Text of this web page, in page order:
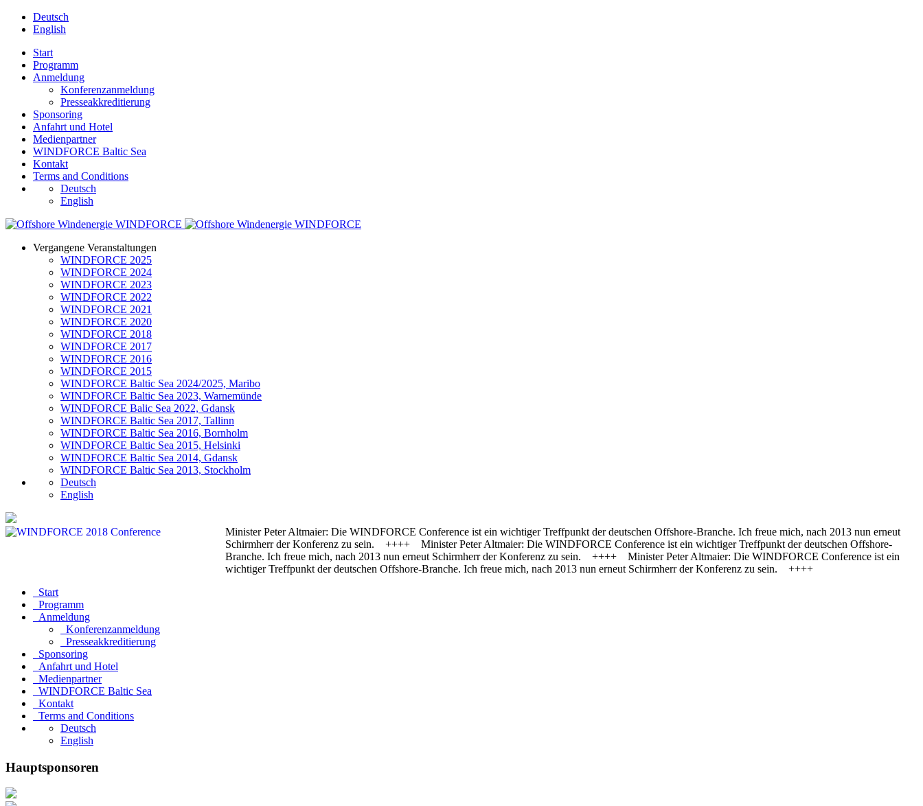
Deutsch
English
Start
Programm
Anmeldung
Konferenzanmeldung
Presseakkreditierung
Sponsoring
Anfahrt und Hotel
Medienpartner
WINDFORCE Baltic Sea
Kontakt
Terms and Conditions
Deutsch
English
Vergangene Veranstaltungen
WINDFORCE 2025
WINDFORCE 2024
WINDFORCE 2023
WINDFORCE 2022
WINDFORCE 2021
WINDFORCE 2020
WINDFORCE 2018
WINDFORCE 2017
WINDFORCE 2016
WINDFORCE 2015
WINDFORCE Baltic Sea 2024/2025, Maribo
WINDFORCE Baltic Sea 2023, Warnemünde
WINDFORCE Balic Sea 2022, Gdansk
WINDFORCE Baltic Sea 2017, Tallinn
WINDFORCE Baltic Sea 2016, Bornholm
WINDFORCE Baltic Sea 2015, Helsinki
WINDFORCE Baltic Sea 2014, Gdansk
WINDFORCE Baltic Sea 2013, Stockholm
Deutsch
English
Minister Peter Altmaier: Die WINDFORCE Conference ist ein wichtiger Treffpunkt der deutschen Offshore-Branche. Ich freue mich, nach 2013 nun erneut
Schirmherr der Konferenz zu sein. ++++ Minister Peter Altmaier: Die WINDFORCE Conference ist ein wichtiger Treffpunkt der deutschen Offshore-
Branche. Ich freue mich, nach 2013 nun erneut Schirmherr der Konferenz zu sein. ++++ Minister Peter Altmaier: Die WINDFORCE Conference ist ein
wichtiger Treffpunkt der deutschen Offshore-Branche. Ich freue mich, nach 2013 nun erneut Schirmherr der Konferenz zu sein. ++++
Start
Programm
Anmeldung
Konferenzanmeldung
Presseakkreditierung
Sponsoring
Anfahrt und Hotel
Medienpartner
WINDFORCE Baltic Sea
Kontakt
Terms and Conditions
Deutsch
English
Hauptsponsoren